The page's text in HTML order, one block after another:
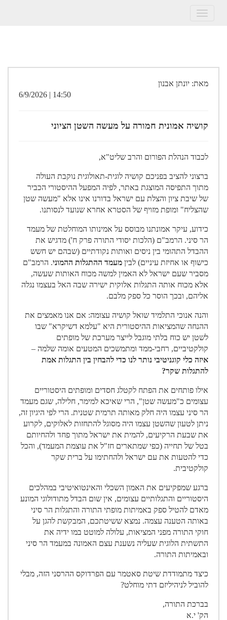
Toggle
מאת: יונתן אבנון
14:50 | 6/9/2026
קושיה אמונית חמורה על מעשה השטן הציוני
לכבוד הנהלת הפורום והרב שליט"א,
ברצוני להציב בפניכם קושיה לוגית-תאולוגית נוקבת העולה
מתוך התפיסה המוצגת באתר, לפיה המפעל ההיסטורי הכביר
של שיבת ציון והצלת עם ישראל בדורנו אינו אלא "מעשה שטן
שהצליח" ומופת מזויף של הסטרא אחרא שנועד לנסותנו.
כידוע, עיקר אמונתנו מבוסס על אמינותו המוחלטת של מעמד
הר סיני. הרמב"ם (הלכות יסודי התורה פרק ח') מדגיש את
ההבדל התהומי בין ניסים ואותות נקודתיים (שבהם יש חשש
כישוף או אחיזת עיניים) לבין מעמד ההתגלות ההמוני. הרמב"ם
מסביר שעם ישראל לא האמין למשה מכוח האותות שעשה,
אלא מכוח אותה התגלות אלוקית ישירה שבה האל בעצמו נגלה
אליהם, ובכך הוסר כל ספק מלבם.
והנה אנוכי התלמיד שואל קושיה עצומה: אם אנו מאמצים את
ההנחה שהמציאות ההיסטורית היא "עלמא דשיקרא" שבו
לשטן יש כוח בלתי מוגבל לייצר מערכת של מופתים
קולקטיביים, רחבי-ממד ומתמשכים המטעים אומה שלמה –
איזה כלי קוגניטיבי נותר לנו כדי להבחין בין התגלות אמת
להתגלות שקר?
אילו פותחים את הפתח לקטלג חסדים ומופתים היסטוריים
עצומים כ"מעשה שטן", הרי שאיכא למימר, חלילה, שגם מעמד
הר סיני עצמו היה חלק מאותה תרמית שטנית. הרי לפי היגיון זה,
ניתן לטעון שהשטן עצמו היה מסוגל להתחזות לאלוקים, לקרוע
את שבעת הרקיעים, להמית את ישראל מתוך פחד ולהחיותם
בטל של תחייה (כפי שמתארים חז"ל את עוצמת המעמד), והכל
כדי להטעות את עם ישראל ולהחתימו על ברית שקר
קולקטיבית.
ברגע שמפקיעים את האמון השכלי והאינטואיטיבי במהלכים
היסטוריים והתגלותיים עצומים, אין שום הבדל מתודולוגי המונע
מאדם להטיל ספק באמיתות מופתי התורה והתגלות הר סיני
באותה הטענה עצמה. נמצא ששיטתכם, המבקשת להגן על
חוקי התורה מפני המציאות, עלולה למוטט במו ידיה את
התשתית הלוגית שעליה נשענת עצם האמונה במעמד הר סיני
ובאמיתות התורה.
כיצד מתמודדת שיטת סאטמר עם הפרדוקס ההרסני הזה, מבלי
להוביל לניהיליזם דתי מוחלט?
בברכת התורה,
הק' י.א